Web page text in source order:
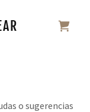
o sugerencias